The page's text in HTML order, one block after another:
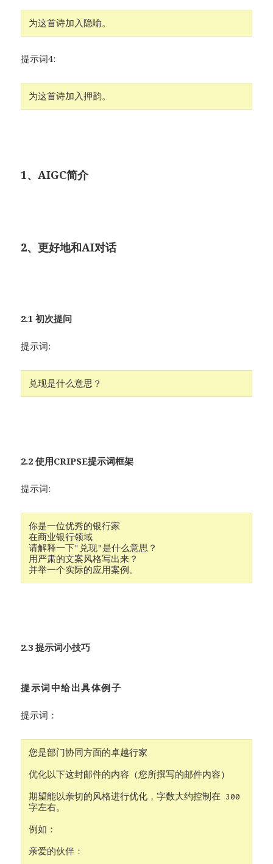
为这首诗加入隐喻。
提示词4:
为这首诗加入押韵。
1、AIGC简介
2、更好地和AI对话
2.1 初次提问
提示词:
兑现是什么意思？
2.2 使用CRIPSE提示词框架
提示词:
你是一位优秀的银行家
在商业银行领域
请解释一下"兑现"是什么意思？
用严肃的文案风格写出来？
并举一个实际的应用案例。
2.3 提示词小技巧
提示词中给出具体例子
提示词：
您是部门协同方面的卓越行家
优化以下这封邮件的内容（您所撰写的邮件内容）
期望能以亲切的风格进行优化，字数大约控制在 300
字左右。
例如：
亲爱的伙伴：